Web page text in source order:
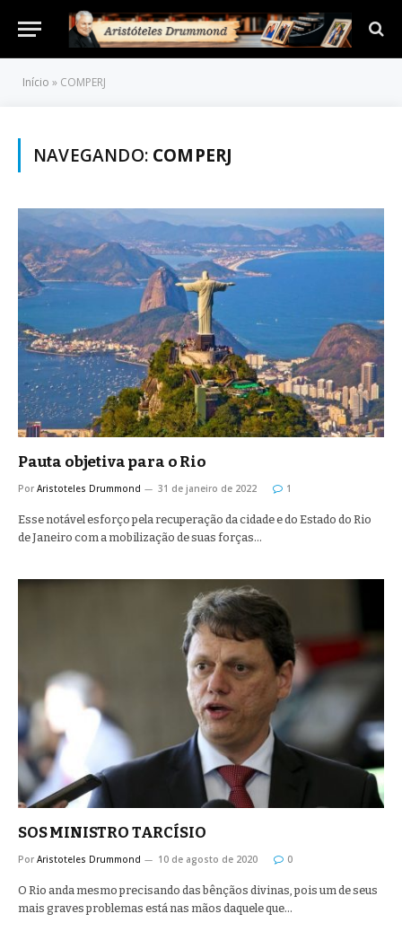
Início » COMPERJ
NAVEGANDO: COMPERJ
Pauta objetiva para o Rio
Por Aristoteles Drummond 31 de janeiro de 2022 1
Esse notável esforço pela recuperação da cidade e do Estado do Rio
de Janeiro com a mobilização de suas forças…
SOS MINISTRO TARCÍSIO
Por Aristoteles Drummond 10 de agosto de 2020 0
O Rio anda mesmo precisando das bênçãos divinas, pois um de seus
mais graves problemas está nas mãos daquele que…